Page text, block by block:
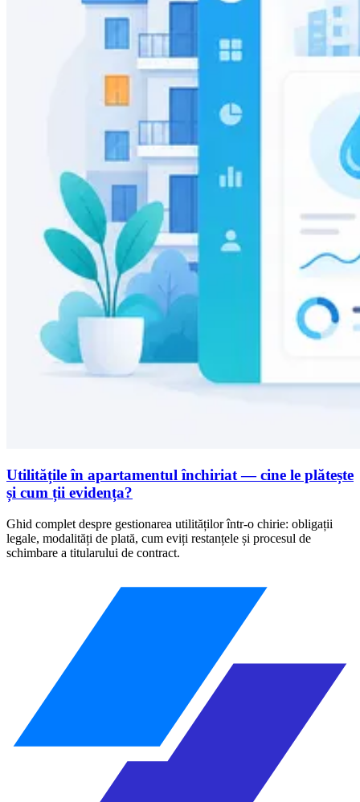
Utilitățile în apartamentul închiriat — cine le plătește
și cum ții evidența?
Ghid complet despre gestionarea utilităților într-o chirie: obligații
legale, modalități de plată, cum eviți restanțele și procesul de
schimbare a titularului de contract.